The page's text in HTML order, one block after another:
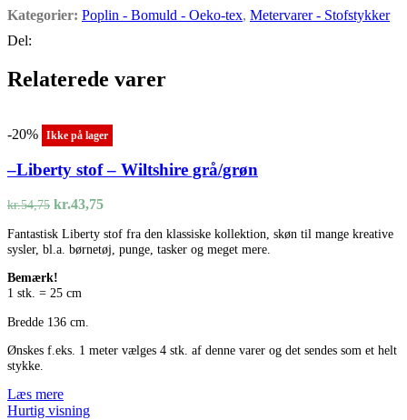
Kategorier: Poplin - Bomuld - Oeko-tex, Metervarer - Stofstykker
Del:
Relaterede varer
-20% Ikke på lager
–Liberty stof – Wiltshire grå/grøn
kr.54,75 Den
pris
var:
kr.54,75.
kr.43,75Den
pris
er:
Fantastisk Liberty stof fra den klassiske kollektion, skøn til mange kreative
sysler, bl.a. børnetøj, punge, tasker og meget mere.
Bemærk!
1 stk. = 25 cm
Bredde 136 cm.
Ønskes f.eks. 1 meter vælges 4 stk. af denne varer og det sendes som et helt
stykke.
Læs mere
Hurtig visning